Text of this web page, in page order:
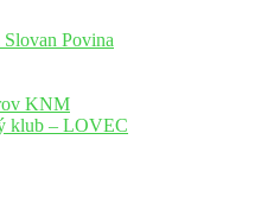
Povina
KNM
klub – LOVEC